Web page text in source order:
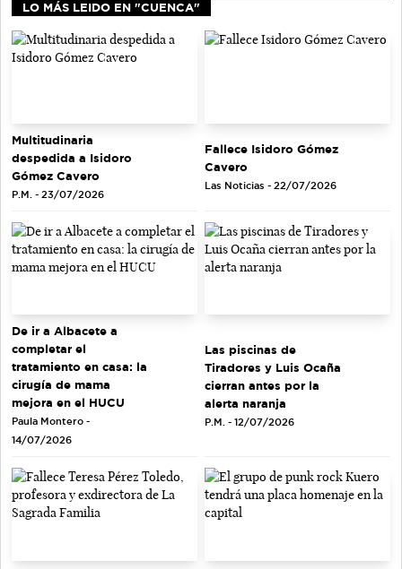
LO MÁS LEIDO EN "CUENCA"
Multitudinaria
despedida a Isidoro
Gómez Cavero
P.M. - 23/07/2026
Fallece Isidoro Gómez
Cavero
Las Noticias - 22/07/2026
De ir a Albacete a
completar el
tratamiento en casa: la
cirugía de mama
mejora en el HUCU
Paula Montero -
14/07/2026
Las piscinas de
Tiradores y Luis Ocaña
cierran antes por la
alerta naranja
P.M. - 12/07/2026